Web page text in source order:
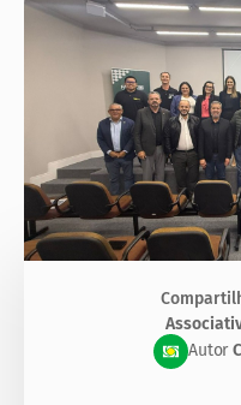
Autor